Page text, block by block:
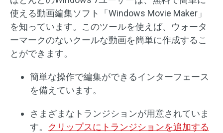
使える動画編集ソフト「Windows Movie Maker」
を知っています。このツールを使えば、ウォータ
ーマークのないクールな動画を簡単に作成するこ
とができます。
簡単な操作で編集ができるインターフェース
を備えています。
さまざまなトランジションが用意されていま
す。 クリップスにトランジションを追加する